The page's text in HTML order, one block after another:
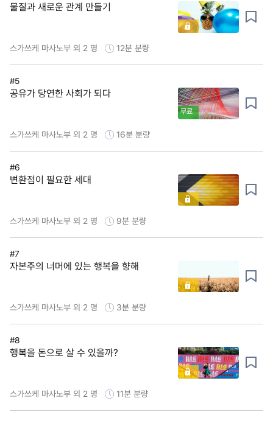
물질과 새로운 관계 만들기
스가쓰케 마사노부 외 2 명 12분 분량
#5
공유가 당연한 사회가 되다
무료
스가쓰케 마사노부 외 2 명 16분 분량
#6
변환점이 필요한 세대
스가쓰케 마사노부 외 2 명 9분 분량
#7
자본주의 너머에 있는 행복을 향해
스가쓰케 마사노부 외 2 명 3분 분량
#8
행복을 돈으로 살 수 있을까?
스가쓰케 마사노부 외 2 명 11분 분량